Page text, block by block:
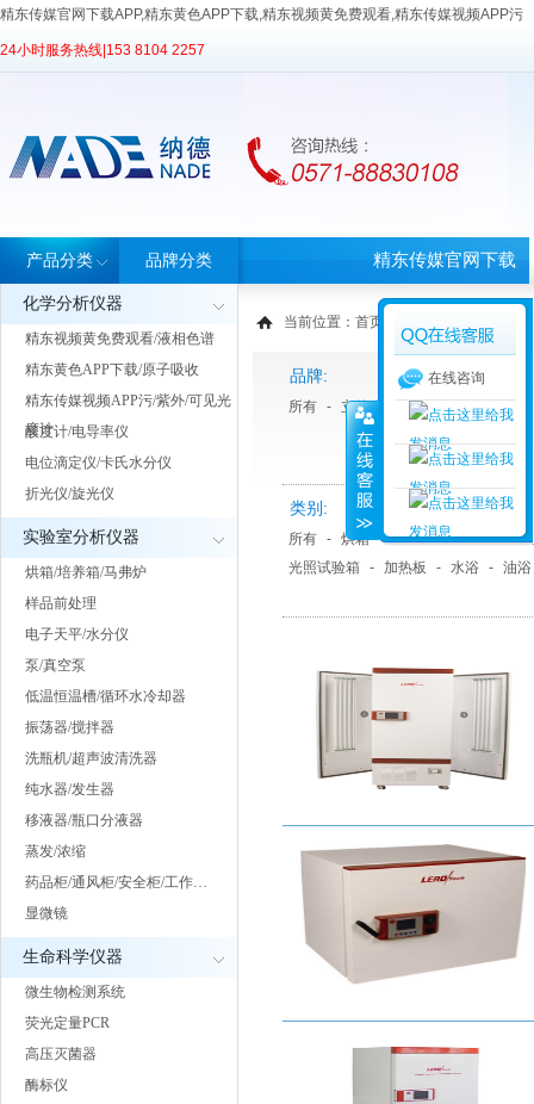
精东传媒官网下载APP,精东黄色APP下载,精东视频黄免费观看,精东传媒视频APP污
24小时服务热线| 153 8104 2257
产品分类
化学分析仪器
精东视频黄免费观看/液相色谱
精东黄色APP下载/原子吸收
精东传媒视频APP污/紫外/可见光
度计
酸度计/电导率仪
电位滴定仪/卡氏水分仪
折光仪/旋光仪
实验室分析仪器
烘箱/培养箱/马弗炉
样品前处理
电子天平/水分仪
泵/真空泵
低温恒温槽/循环水冷却器
振荡器/搅拌器
洗瓶机/超声波清洗器
纯水器/发生器
移液器/瓶口分液器
蒸发/浓缩
药品柜/通风柜/安全柜/工作…
显微镜
生命科学仪器
微生物检测系统
荧光定量PCR
高压灭菌器
酶标仪
品牌分类 精东传媒官网下载
APP首页
当前位置： 首页
品牌:
所有 - 立德泰勀 - 天美Techcomp
类别:
所有 - 烘箱 - 培养箱 - 马弗炉/电
光照试验箱
- 加热板 - 水浴 - 油浴
在线咨询